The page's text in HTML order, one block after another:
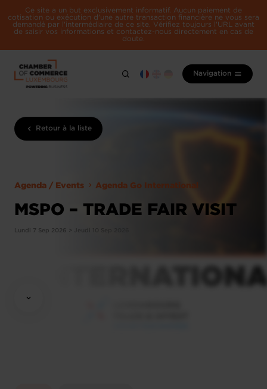
Ce site a un but exclusivement informatif. Aucun paiement de
cotisation ou exécution d'une autre transaction financière ne vous sera
demandé par l'intermédiaire de ce site. Vérifiez toujours l'URL avant
de saisir vos informations et contactez-nous directement en cas de
doute.
Navigation
Retour à la liste
Agenda / Events Agenda Go International
MSPO – TRADE FAIR VISIT
Lundi 7 Sep 2026 > Jeudi 10 Sep 2026